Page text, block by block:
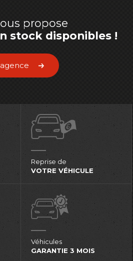
propose
stock disponibles !
Reprise de
VOTRE VÉHICULE
Véhicules
GARANTIE 3 MOIS